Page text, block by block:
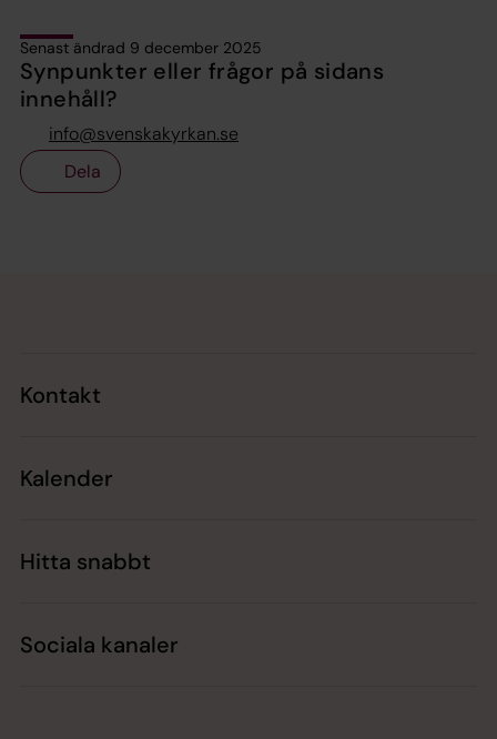
Senast ändrad 9 december 2025
Synpunkter eller frågor på sidans
innehåll?
info@svenskakyrkan.se
Dela
Kontakt
Kalender
Hitta snabbt
Sociala kanaler